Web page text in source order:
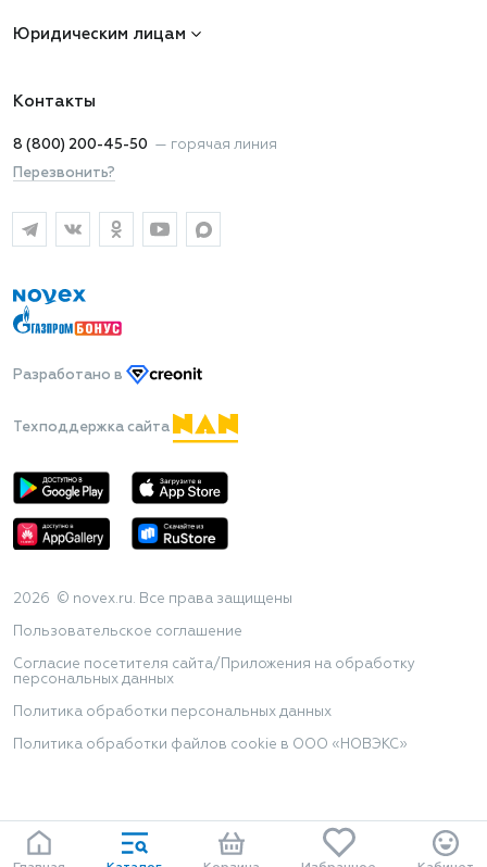
Юридическим лицам
Контакты
8 (800) 200-45-50 — горячая линия
Перезвонить?
Разработано в
Техподдержка сайта
2026 © novex.ru. Все права защищены
Пользовательское соглашение
Согласие посетителя сайта/Приложения на обработку
персональных данных
Политика обработки персональных данных
Политика обработки файлов cookie в ООО «НОВЭКС»